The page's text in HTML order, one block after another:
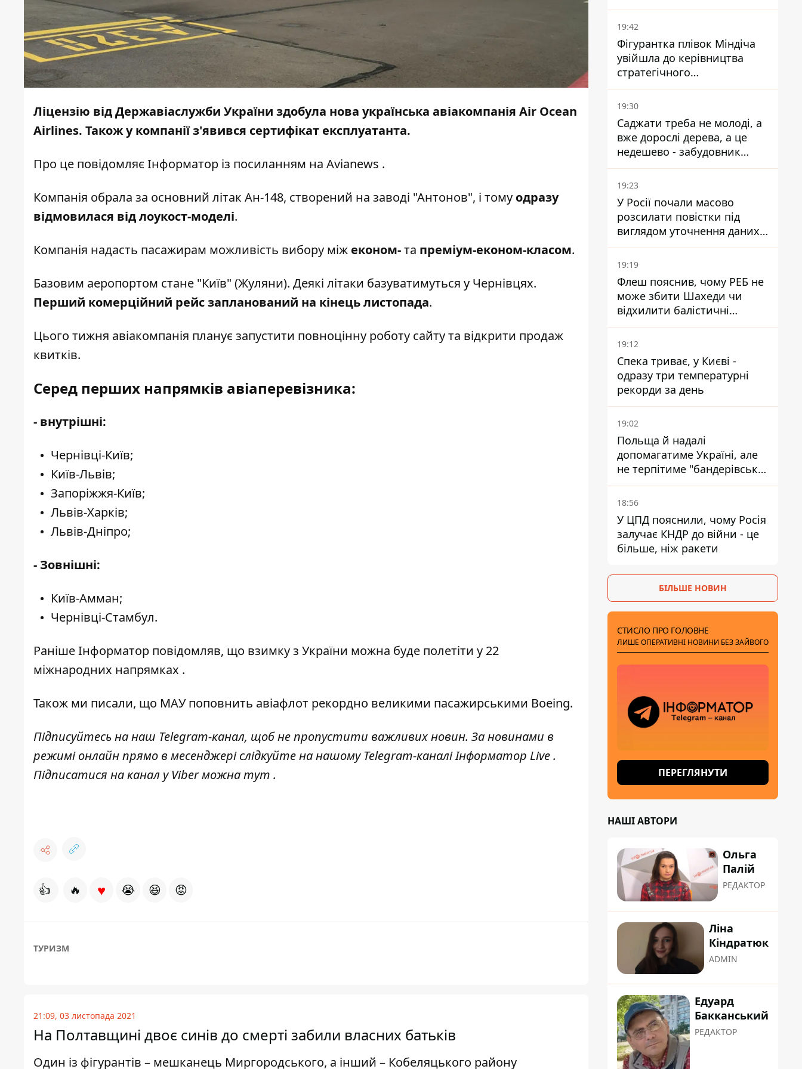
Ліцензію від Державіаслужби України здобула нова українська авіакомпанія Air Ocean
Airlines. Також у компанії з'явився сертифікат експлуатанта.
Про це повідомляє Інформатор із посиланням на Avianews .
Компанія обрала за основний літак Ан-148, створений на заводі "Антонов", і тому одразу
відмовилася від лоукост-моделі.
Компанія надасть пасажирам можливість вибору між економ-та преміум-економ-класом.
Базовим аеропортом стане "Київ" (Жуляни). Деякі літаки базуватимуться у Чернівцях.
Перший комерційний рейс запланований на кінець листопада.
Цього тижня авіакомпанія планує запустити повноцінну роботу сайту та відкрити продаж
квитків.
Серед перших напрямків авіаперевізника:
- внутрішні:
Чернівці-Київ;
Київ-Львів;
Запоріжжя-Київ;
Львів-Харків;
Львів-Дніпро;
- Зовнішні:
Київ-Амман;
Чернівці-Стамбул.
РанішеІнформатор повідомляв, що взимку з України можна буде полетіти у 22
міжнародних напрямках .
Також ми писали, що МАУ поповнить авіафлот рекордно великими пасажирськими Boeing.
Підписуйтесь на наш Telegram-канал, щоб не пропустити важливих новин. За новинами в
режимі онлайн прямо в месенджері слідкуйте на нашому Telegram-каналіІнформатор Live.
Підписатися на канал у Viber можнатут .
👍 🔥 ♥ 😭 😆 😡
ТУРИЗМ
21:09, 03 листопада 2021
На Полтавщині двоє синів до смерті забили власних батьків
Один із фігурантів – мешканець Миргородського, а інший – Кобеляцького району
19:42
Фігурантка плівок Міндіча
увійшла до керівництва
стратегічного
держпідприємства -
працювала в Енергоатомі та
була заступницею
Галущенка
19:30
Саджати треба не молоді, а
вже дорослі дерева, а це
недешево - забудовник
Ніконов
19:23
У Росії почали масово
розсилати повістки під
виглядом уточнення даних
для набору контрактників
19:19
Флеш пояснив, чому РЕБ не
може збити Шахеди чи
відхилити балістичні
ракети
19:12
Спека триває, у Києві -
одразу три температурні
рекорди за день
19:02
Польща й надалі
допомагатиме Україні, але
не терпітиме "бандерівської
символіки" - Навроцький
18:56
У ЦПД пояснили, чому Росія
залучає КНДР до війни - це
більше, ніж ракети
БІЛЬШЕ НОВИН
СТИСЛО ПРО ГОЛОВНЕ
ЛИШЕ ОПЕРАТИВНІ НОВИНИ БЕЗ ЗАЙВОГО
ПЕРЕГЛЯНУТИ
НАШІ АВТОРИ
Ольга
Палій
РЕДАКТОР
Ліна
Кіндратюк
ADMIN
Едуард
Бакканський
РЕДАКТОР